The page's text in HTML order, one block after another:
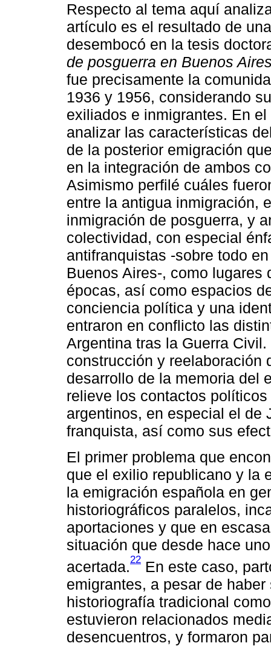
Respecto al tema aquí
artículo es el resultado de
desembocó en la tesis
de posguerra en Buenos
fue precisamente la
1936 y 1956, considerando
exiliados e inmigrantes. En
analizar las características
de la posterior emigración
en la integración de ambos
Asimismo perfilé cuáles
entre la antigua inmigración,
inmigración de posguerra, y
colectividad, con especial
antifranquistas -sobre todo
Buenos Aires-, como
épocas, así como espacios
conciencia política y una
entraron en conflicto las
Argentina tras la Guerra
construcción y reelaboración
desarrollo de la memoria del
relieve los contactos
argentinos, en especial el de
franquista, así como sus
El primer problema que
que el exilio republicano y la
la emigración española en
historiográficos paralelos,
aportaciones y que en
situación que desde hace
acertada.22 En este caso,
emigrantes, a pesar de
historiografía tradicional
estuvieron relacionados
desencuentros, y formaron